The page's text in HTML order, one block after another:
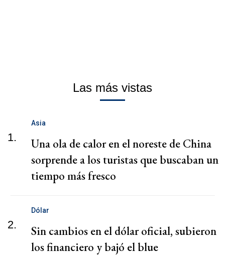
Las más vistas
1.
Asia
Una ola de calor en el noreste de China
sorprende a los turistas que buscaban un
tiempo más fresco
2.
Dólar
Sin cambios en el dólar oficial, subieron
los financiero y bajó el blue